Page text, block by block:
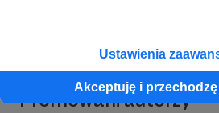
Ustawienia
Akceptuję i
Promowani autorzy